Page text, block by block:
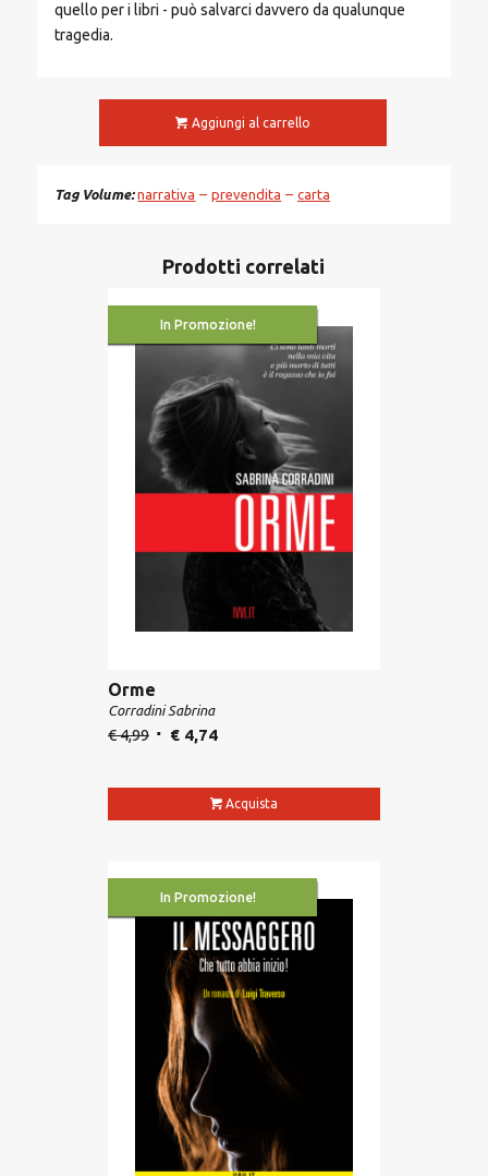
quello per i libri - può salvarci davvero da qualunque
tragedia.
Aggiungi al carrello
Tag Volume narrativa prevendita carta
Prodotti correlati
In Promozione!
Orme
Corradini Sabrina
€4,99 €4,74
Acquista
In Promozione!